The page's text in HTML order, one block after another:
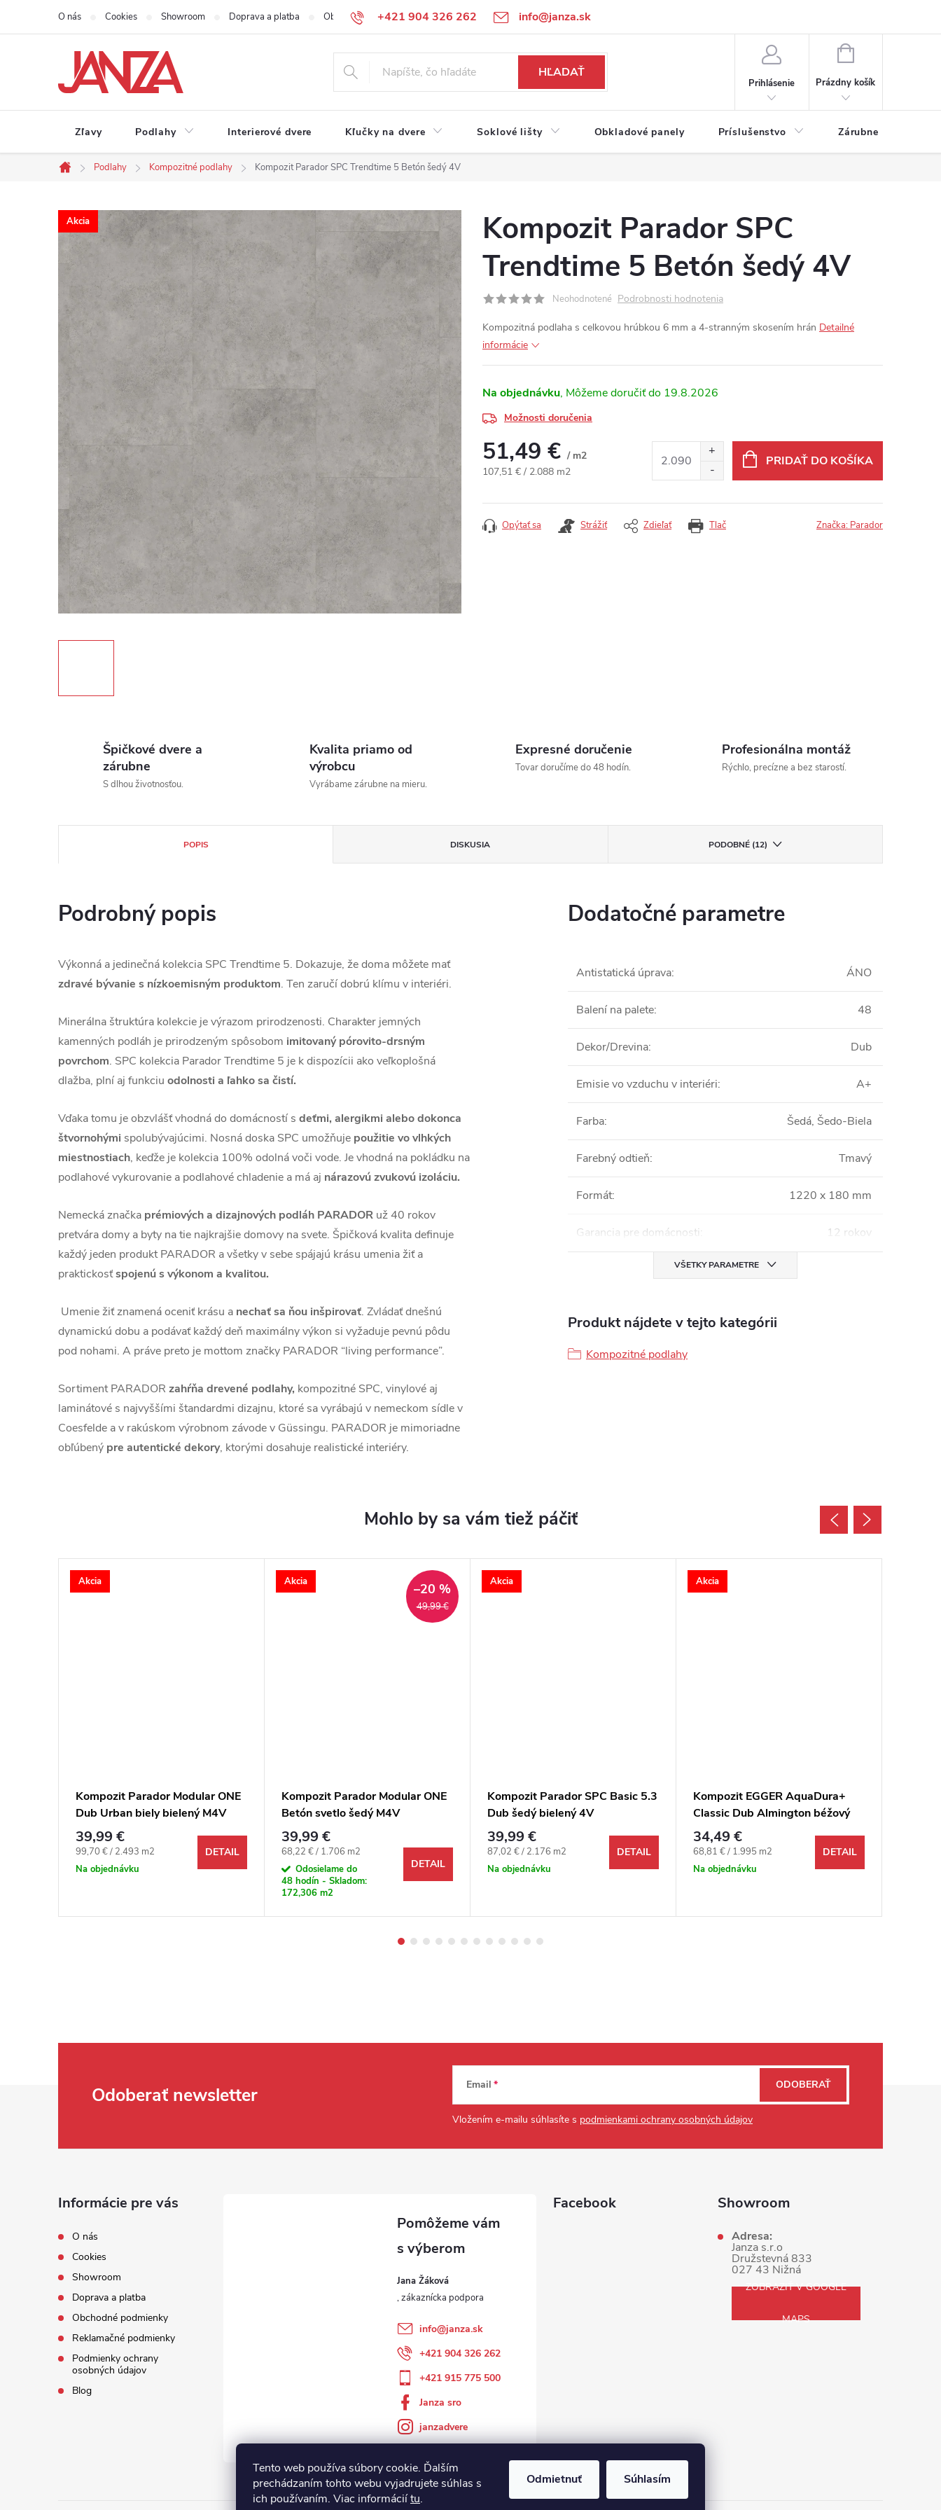
Tento web používa súbory cookie. Ďalším
prechádzaním tohto webu vyjadrujete súhlas s
ich používaním. Viac informáciítu.
Odmietnuť Súhlasím
Prejsť na obsah +421 904 326 262 info@janza.sk
O nás Cookies Showroom Doprava a platba Obchodné podmienky Reklamačné podmienky Podmienky ochrany osobných údajov
HĽADAŤ
Prihlásenie
NÁKUPNÝ KOŠÍK
Prázdny košík
Zľavy Podlahy Interierové dvere Kľučky na dvere Soklové lišty Obkladové panely Príslušenstvo Zárubne
Domov
Podlahy Kompozitné podlahy Kompozit Parador SPC Trendtime 5 Betón šedý 4V
Akcia
Kompozit Parador SPC
Trendtime 5 Betón šedý 4V
Neohodnotené Podrobnosti hodnotenia
Kompozitná podlaha s celkovou hrúbkou 6 mm a 4-stranným skosením hrán Detailné
informácie
Na objednávku 19.8.2026
Možnosti doručenia
51,49 € / m2
Jednotková cena:
107,51 € / 2.088 m2
PRIDAŤ DO KOŠÍKA
Tlač
Opýtať sa Strážiť Zdieľať Značka: Parador
Špičkové dvere a
zárubne
S dlhou životnosťou.
Kvalita priamo od
výrobcu
Vyrábame zárubne na mieru.
Expresné doručenie
Tovar doručíme do 48 hodín.
Profesionálna montáž
Rýchlo, precízne a bez starostí.
POPIS DISKUSIA PODOBNÉ (12)
Podrobný popis
Výkonná a jedinečná kolekcia SPC Trendtime 5. Dokazuje, že doma môžete mať
zdravé bývanie s nízkoemisným produktom. Ten zaručí dobrú klímu v interiéri.
Minerálna štruktúra kolekcie je výrazom prirodzenosti. Charakter jemných
kamenných podláh je prirodzeným spôsobom imitovaný pórovito-drsným
povrchom. SPC kolekcia Parador Trendtime 5 je k dispozícii ako veľkoplošná
dlažba, plní aj funkciu odolnosti a ľahko sa čistí.
Vďaka tomu je obzvlášť vhodná do domácností s deťmi, alergikmi alebo dokonca
štvornohými spolubývajúcimi. Nosná doska SPC umožňuje použitie vo vlhkých
miestnostiach, keďže je kolekcia 100% odolná voči vode. Je vhodná na pokládku na
podlahové vykurovanie a podlahové chladenie a má aj nárazovú zvukovú izoláciu.
Nemecká značka prémiových a dizajnových podláh PARADOR už 40 rokov
pretvára domy a byty na tie najkrajšie domovy na svete. Špičková kvalita definuje
každý jeden produkt PARADOR a všetky v sebe spájajú krásu umenia žiť a
praktickosťspojenú s výkonom a kvalitou.
Umenie žiť znamená oceniť krásu a nechať sa ňou inšpirovať. Zvládať dnešnú
dynamickú dobu a podávať každý deň maximálny výkon si vyžaduje pevnú pôdu
pod nohami. A práve preto je mottom značky PARADOR “living performance”.
Sortiment PARADOR zahŕňa drevené podlahy, kompozitné SPC, vinylové aj
laminátové s najvyššími štandardmi dizajnu, ktoré sa vyrábajú v nemeckom sídle v
Coesfelde a v rakúskom výrobnom závode v Güssingu. PARADOR je mimoriadne
obľúbený pre autentické dekory, ktorými dosahuje realistické interiéry.
Dodatočné parametre
Antistatická úprava: ÁNO
Balení na palete: 48
Dekor/Drevina: Dub
Emisie vo vzduchu v interiéri: A+
Farba: Šedá, Šedo-Biela
Farebný odtieň: Tmavý
Formát: 1220 x 180 mm
Garancia pre domácnosti: 12 rokov
VŠETKY PARAMETRE
Produkt nájdete v tejto kategórii
Kompozitné podlahy
Akcia
Kompozit Parador Modular ONE
Dub Urban biely bielený M4V
39,99 €
Jednotková cena:
99,70 € / 2.493 m2
Na objednávku
DETAIL
Akcia
49,99 €
–20 %
Kompozit Parador Modular ONE
Betón svetlo šedý M4V
39,99 €
Jednotková cena:
68,22 € / 1.706 m2
Odosielame do
48 hodín - Skladom:
172,306 m2
DETAIL
Akcia
Kompozit Parador SPC Basic 5.3
Dub šedý bielený 4V
39,99 €
Jednotková cena:
87,02 € / 2.176 m2
Na objednávku
DETAIL
Akcia
Kompozit EGGER AquaDura+
Classic Dub Almington béžový
4V
34,49 €
Jednotková cena:
68,81 € / 1.995 m2
Na objednávku
DETAIL
Odoberať newsletter Email
Vložením e-mailu súhlasíte s podmienkami ochrany osobných údajov
ODOBERAŤ
Informácie pre vás
O nás
Cookies
Showroom
Doprava a platba
Obchodné podmienky
Reklamačné podmienky
Podmienky ochrany
osobných údajov
Blog
Jana Žáková
info@janza.sk
+421 904 326 262
+421 915 775 500
Janza sro
janzadvere
Facebook Showroom
Adresa:
Janza s.r.o
Družstevná 833
027 43 Nižná
ZOBRAZIŤ V GOOGLE
MAPS